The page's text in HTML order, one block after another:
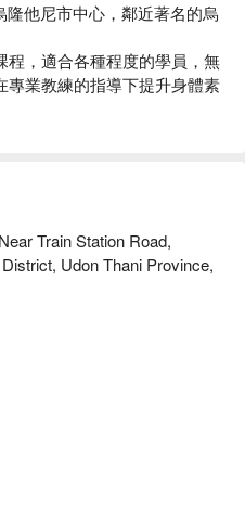
隆他尼市中心，鄰近著名的烏
，適合各種程度的學員，無
業教練的指導下提升身體素
韌性，還是尋求減壓的方
最佳選擇。
Train Station Road,
Udon Thani Province,